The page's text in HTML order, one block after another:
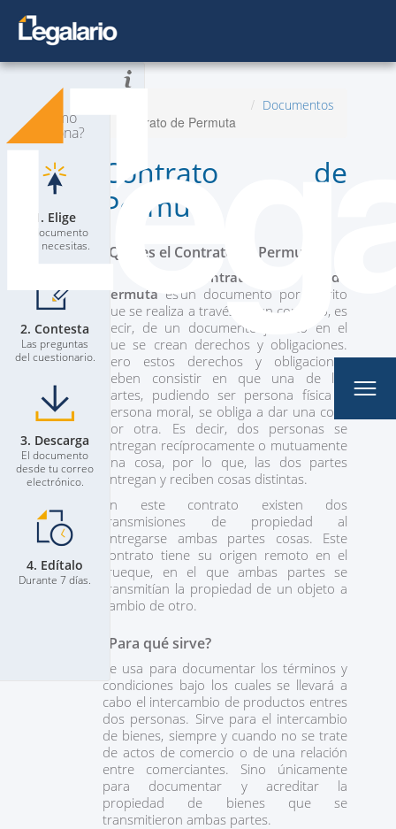
Todos los Documentos
Planes Nuevo
Contacta a un Abogado
Mi Perfil
¿Cómo
funciona?
1. Elige
El documento
que necesitas.
2. Contesta
Las preguntas
del cuestionario.
3. Descarga
El documento
desde tu correo
electrónico.
4. Edítalo
Durante 7 días.
Documentos
Contrato de Permuta
Contrato de
Permuta
¿Qué es el Contrato de Permuta?
Contrato de
Permuta es un documento por escrito
que se realiza a través de un contrato, es
decir, de un documento jurídico en el
que se crean derechos y obligaciones.
Pero estos derechos y obligaciones
deben consistir en que una de las
partes, pudiendo ser persona física o
persona moral, se obliga a dar una cosa
por otra. Es decir, dos personas se
entregan recíprocamente o mutuamente
una cosa, por lo que, las dos partes
entregan y reciben cosas distintas.
En este contrato existen dos
transmisiones de propiedad al
entregarse ambas partes cosas. Este
contrato tiene su origen remoto en el
trueque, en el que ambas partes se
transmitían la propiedad de un objeto a
cambio de otro.
¿Para qué sirve?
Se usa para documentar los términos y
condiciones bajo los cuales se llevará a
cabo el intercambio de productos entres
dos personas. Sirve para el intercambio
de bienes, siempre y cuando no se trate
de actos de comercio o de una relación
entre comerciantes. Sino únicamente
para documentar y acreditar la
propiedad de bienes que se
transmitieron ambas partes.